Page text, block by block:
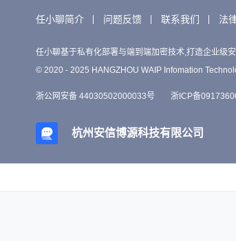
任小聊简介 问题反馈 联系我们 法
任小聊基于私有化部署与端到端加密技术,打造企业级
© 2020 - 2025 HANGZHOU WAIP Infomation
浙公网安备 44030502000033号 浙ICP备
杭州安信博源科技有限公司